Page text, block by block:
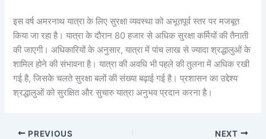
इस वर्ष अमरनाथ यात्रा के लिए सुरक्षा व्यवस्था को अभूतपूर्व स्तर पर मजबूत
किया जा रहा है। यात्रा के दौरान 80 हजार से अधिक सुरक्षा कर्मियों की तैनाती
की जाएगी। अधिकारियों के अनुसार, यात्रा में पांच लाख से ज्यादा श्रद्धालुओं के
शामिल होने की संभावना है। यात्रा की अवधि भी पहले की तुलना में अधिक रखी
गई है, जिसके चलते सुरक्षा बलों की संख्या बढ़ाई गई है। प्रशासन का उद्देश्य
श्रद्धालुओं को सुरक्षित और सुचारु यात्रा अनुभव प्रदान करना है।
PREVIOUS NEXT